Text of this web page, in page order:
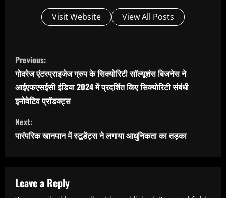
Visit Website View All Posts
C
o
n
t
i
n
R
Previous:
गोदरेज एंटरप्राइजेज ग्रुप के सिक्योरिटी सॉल्यूशंस बिजनेस ने
आईएफएसईसी इंडिया 2024 में प्रदर्शित किए सिक्योरिटी संबंधी
इनोवेटिव प्रॉडक्ट्स
Next:
पारंपरिक खानपान में स्टूडेंट्स ने लगाया आधुनिकता का तड़का
Leave a Reply